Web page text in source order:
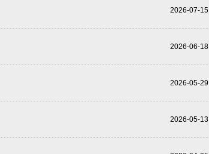
2026-07-15
2026-06-18
2026-05-29
2026-05-13